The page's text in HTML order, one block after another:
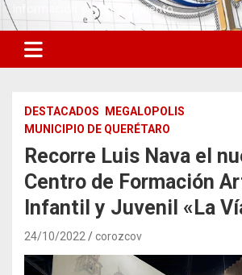
Información y entretenimiento
DESTACADOS
MEGALOPOLIS
MUNICIPIO DE QUERÉTARO
Recorre Luis Nava el
Centro de Formación
Infantil y Juvenil «La
24/10/2022 corozcov